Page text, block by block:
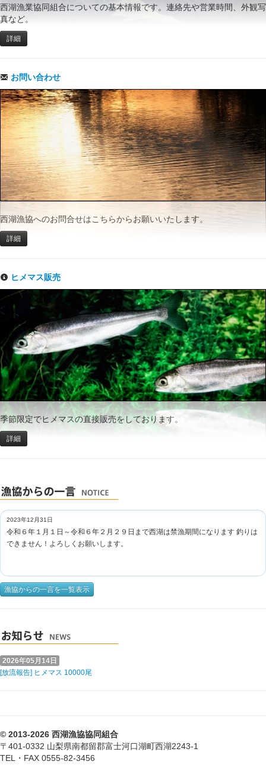
西湖漁業協同組合についての基本情報です。連絡先や営業時間、外観写
真など。
詳細
お問い合わせ
西湖漁協へのお問合せはこちらからお願いいたします。
詳細
ヒメマス販売
季節限定でヒメマスの直接販売をしております。
詳細
2023年12月31日
令和６年１月１日～令和６年２月２９日まで西湖は禁漁期間になります 釣りは
できません！よろしくお願いします。
漁協からの一言を一覧表示
2026年05月14日
[放流報告] ヒメマス 10000尾
© 2013-2026 西湖漁協協同組合
〒401-0332 山梨県南都留郡富士河口湖町西湖2243-1
TEL・FAX 0555-82-3456